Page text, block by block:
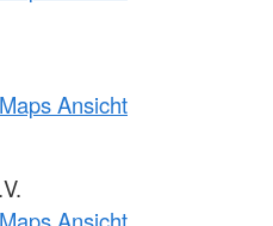
Ansicht